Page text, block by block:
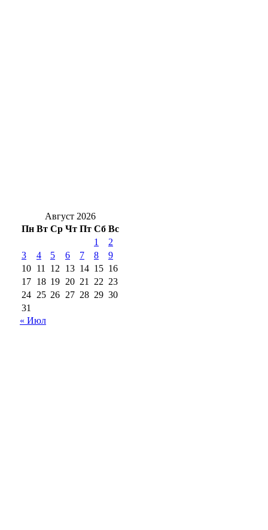
Август 2026
Пн Вт Ср Чт Пт Сб Вс
1
2
3
4 5 6 7 8
9
10 11 12 13 14 15 16
17 18 19 20 21 22 23
24 25 26 27 28 29 30
31
« Июл